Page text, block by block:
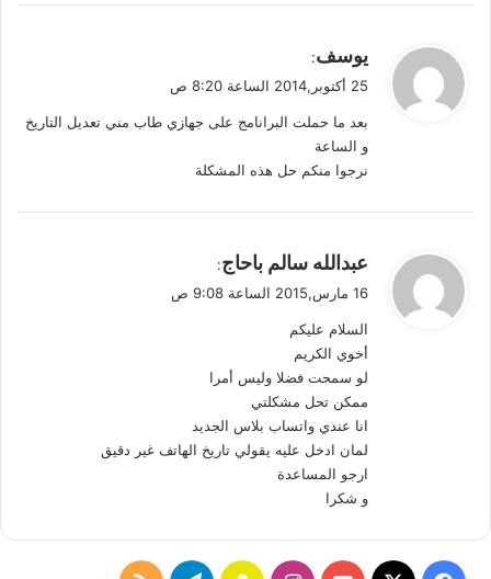
ق
ل
يوسف:
25 أكتوبر,2014 الساعة 8:20 ص
بعد ما حملت البرانامج على جهازي طاب مني تعديل التاريخ
و الساعة
نرجوا منكم حل هذه المشكلة
ي
ق
ل
عبدالله سالم باحاج:
16 مارس,2015 الساعة 9:08 ص
السلام عليكم
أخوي الكريم
لو سمحت فضلا وليس أمرا
ممكن تحل مشكلتي
انا عندي واتساب بلاس الجديد
لمان ادخل عليه يقولي تاريخ الهاتف غير دقيق
ارجو المساعدة
و شكرا